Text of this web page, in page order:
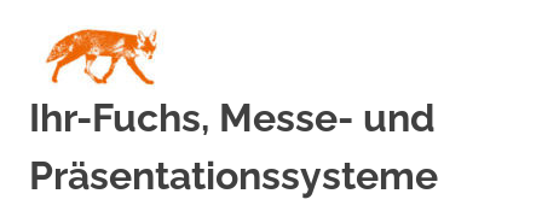
springen
Ihr-Fuchs, Messe- und
Präsentationssysteme